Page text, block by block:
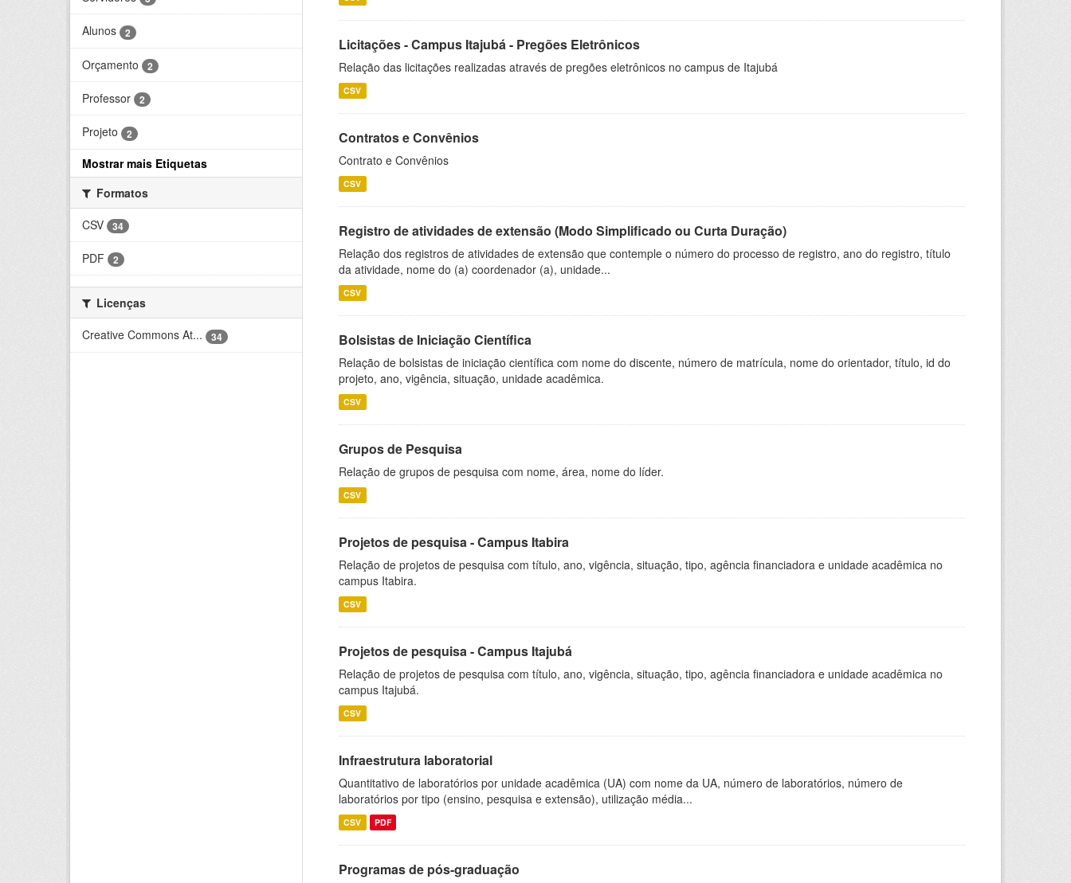
Alunos 2
Orçamento 2
Professor 2
Projeto 2
Mostrar mais Etiquetas
Formatos
CSV
34
PDF 2
Licenças
Creative Commons At...
34
Licitações - Campus Itajubá - Pregões Eletrônicos
Relação das licitações realizadas através de pregões eletrônicos no campus de Itajubá
CSV
Contratos e Convênios
Contrato e Convênios
CSV
Registro de atividades de extensão (Modo Simplificado ou Curta Duração)
Relação dos registros de atividades de extensão que contemple o número do processo de registro, ano do registro, título
da atividade, nome do (a) coordenador (a), unidade...
CSV
Bolsistas de Iniciação Científica
Relação de bolsistas de iniciação científica com nome do discente, número de matrícula, nome do orientador, título, id do
projeto, ano, vigência, situação, unidade acadêmica.
CSV
Grupos de Pesquisa
Relação de grupos de pesquisa com nome, área, nome do líder.
CSV
Projetos de pesquisa - Campus Itabira
Relação de projetos de pesquisa com título, ano, vigência, situação, tipo, agência financiadora e unidade acadêmica no
campus Itabira.
CSV
Projetos de pesquisa - Campus Itajubá
Relação de projetos de pesquisa com título, ano, vigência, situação, tipo, agência financiadora e unidade acadêmica no
campus Itajubá.
CSV
Infraestrutura laboratorial
Quantitativo de laboratórios por unidade acadêmica (UA) com nome da UA, número de laboratórios, número de
laboratórios por tipo (ensino, pesquisa e extensão), utilização média...
CSV PDF
Programas de pós-graduação